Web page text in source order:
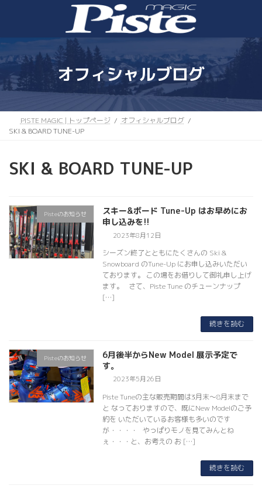
ン
へ
キ
プ
ー
ョ
に
動
オフィシャルブログ
PISTE MAGIC | トップページ
オフィシャルブログ
SKI & BOARD TUNE-UP
SKI & BOARD TUNE-UP
Pisteのお知らせ
スキー&ボード Tune-Up はお早めにお
申し込みを!!
2023年8月12日
シーズン終了とともにたくさんの Ski &
Snowboard のTune-Up にお申し込みいただい
ております。 この場をお借りして御礼申し上げ
ます。 さて、Piste Tune のチューンナップ
[…]
続きを読む
Pisteのお知らせ
6月後半からNew Model 展示予定で
す。
2023年5月26日
Piste Tuneの主な販売期間は3月末〜8月末まで
と なっておりますので、既にNew Modelのご予
約を いただいているお客様も多いのです
が・・・・ やっぱりモノを見てみんとね
ぇ・・・と、お考えの お […]
続きを読む